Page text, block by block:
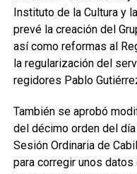
Instituto de la Cultura y
prevé la creación del
así como reformas al
la regularización del
regidores Pablo
También se aprobó
del décimo orden del
Sesión Ordinaria de
para corregir unos